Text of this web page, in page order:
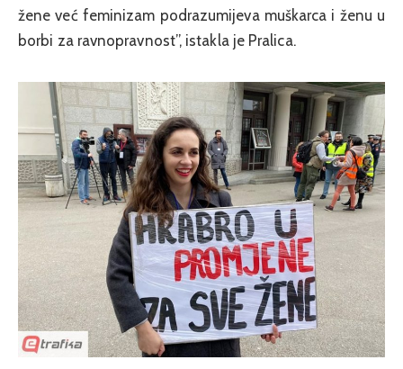
žene već feminizam podrazumijeva muškarca i ženu u
borbi za ravnopravnost”, istakla je Pralica.